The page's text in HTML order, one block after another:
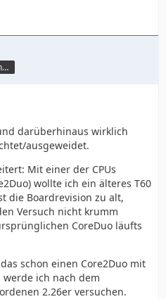
Methusalem & Folterknecht
darüberhinaus wirklich
ausgeweidet.
Mit einer der CPUs
wollte ich ein älteres T60
die Boardrevision zu alt,
Versuch nicht krumm
CoreDuo läufts
schon einen Core2Duo mit
ich nach dem
2.26er versuchen.